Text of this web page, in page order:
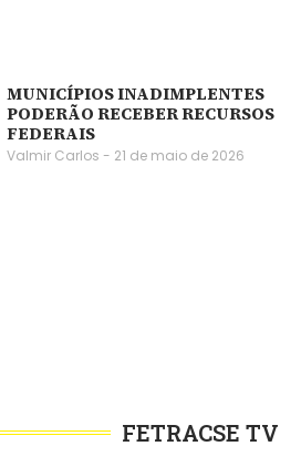
MUNICÍPIOS INADIMPLENTES
PODERÃO RECEBER RECURSOS
FEDERAIS
Valmir Carlos 21 de maio de 2026
FETRACSE TV